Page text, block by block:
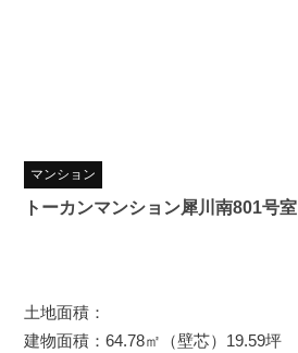
マンション
トーカンマンション犀川南801号室
土地面積：
建物面積：64.78㎡（壁芯）19.59坪